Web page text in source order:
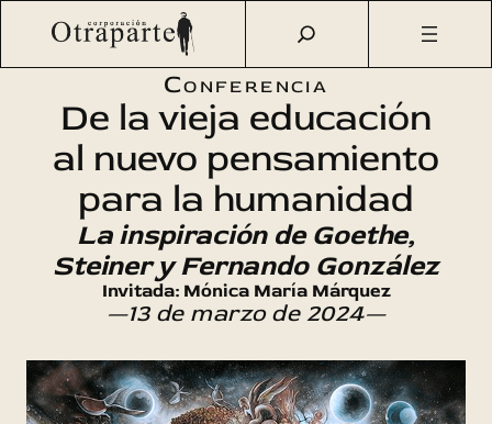
Saltar
Otraparte.org/Agenda Cultural Ciencia
De la vieja
educación al nuevo pensamiento para la humanidad
Conferencia
De la vieja educación
al nuevo pensamiento
para la humanidad
La inspiración de Goethe,
Steiner y Fernando González
Invitada: Mónica María Márquez
—13 de marzo de 2024—